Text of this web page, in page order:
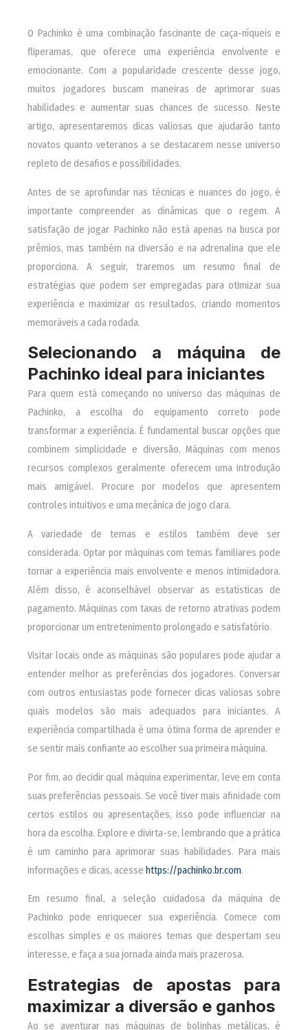
O Pachinko é uma combinação fascinante de caça-níqueis e
fliperamas, que oferece uma experiência envolvente e
emocionante. Com a popularidade crescente desse jogo,
muitos jogadores buscam maneiras de aprimorar suas
habilidades e aumentar suas chances de sucesso. Neste
artigo, apresentaremos dicas valiosas que ajudarão tanto
novatos quanto veteranos a se destacarem nesse universo
repleto de desafios e possibilidades.
Antes de se aprofundar nas técnicas e nuances do jogo, é
importante compreender as dinâmicas que o regem. A
satisfação de jogar Pachinko não está apenas na busca por
prêmios, mas também na diversão e na adrenalina que ele
proporciona. A seguir, traremos um resumo final de
estratégias que podem ser empregadas para otimizar sua
experiência e maximizar os resultados, criando momentos
memoráveis a cada rodada.
Selecionando a máquina de
Pachinko ideal para iniciantes
Para quem está começando no universo das máquinas de
Pachinko, a escolha do equipamento correto pode
transformar a experiência. É fundamental buscar opções que
combinem simplicidade e diversão. Máquinas com menos
recursos complexos geralmente oferecem uma introdução
mais amigável. Procure por modelos que apresentem
controles intuitivos e uma mecânica de jogo clara.
A variedade de temas e estilos também deve ser
considerada. Optar por máquinas com temas familiares pode
tornar a experiência mais envolvente e menos intimidadora.
Além disso, é aconselhável observar as estatísticas de
pagamento. Máquinas com taxas de retorno atrativas podem
proporcionar um entretenimento prolongado e satisfatório.
Visitar locais onde as máquinas são populares pode ajudar a
entender melhor as preferências dos jogadores. Conversar
com outros entusiastas pode fornecer dicas valiosas sobre
quais modelos são mais adequados para iniciantes. A
experiência compartilhada é uma ótima forma de aprender e
se sentir mais confiante ao escolher sua primeira máquina.
Por fim, ao decidir qual máquina experimentar, leve em conta
suas preferências pessoais. Se você tiver mais afinidade com
certos estilos ou apresentações, isso pode influenciar na
hora da escolha. Explore e divirta-se, lembrando que a prática
é um caminho para aprimorar suas habilidades. Para mais
informações e dicas, acesse https://pachinko.br.com.
Em resumo final, a seleção cuidadosa da máquina de
Pachinko pode enriquecer sua experiência. Comece com
escolhas simples e os maiores temas que despertam seu
interesse, e faça a sua jornada ainda mais prazerosa.
Estrategias de apostas para
maximizar a diversão e ganhos
Ao se aventurar nas máquinas de bolinhas metálicas, é